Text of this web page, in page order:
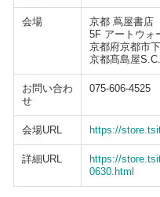
会場
京都 蔦屋書店
5F アートウォ
京都府京都市
京都髙島屋
お問い合わ
せ
075-606-4525
会場URL https://
詳細URL
https://
0630.html